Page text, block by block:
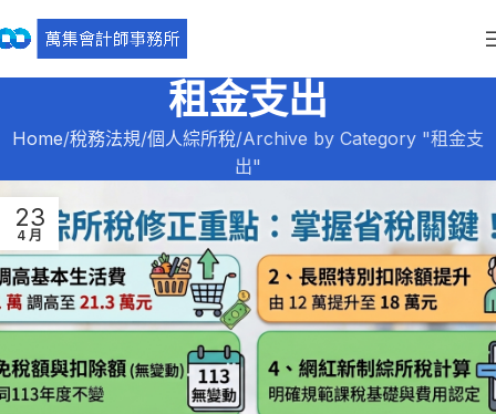
租金支出
Home 稅務法規 個人綜所稅 Archive by Category "租金支
出"
23
4 月